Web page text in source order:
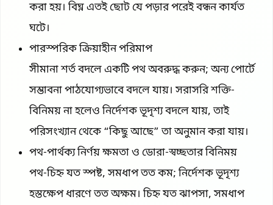
করা হয়। বিঘ্ন এতই ছোট যে পড়ার পরেই বন্ধন কার্যত
ঘটে।
পারস্পরিক ক্রিয়াহীন পরিমাপ
সীমানা শর্ত বদলে একটি পথ অবরুদ্ধ করুন; অন্য পোর্টে
সম্ভাবনা পাঠযোগ্যভাবে বদলে যায়। সরাসরি শক্তি-
বিনিময় না হলেও নির্দেশক ভূদৃশ্য বদলে যায়, তাই
পরিসংখ্যান থেকে “কিছু আছে” তা অনুমান করা যায়।
পথ-পার্থক্য নির্ণয় ক্ষমতা ও ডোরা-স্বচ্ছতার বিনিময়
পথ-চিহ্ন যত স্পষ্ট, সমধাপ তত কম; নির্দেশক ভূদৃশ্য
হস্তক্ষেপ ধারণে তত অক্ষম। চিহ্ন যত ঝাপসা, সমধাপ